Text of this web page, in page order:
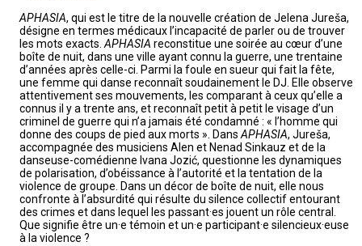
APHASIA, qui est le titre de la nouvelle création de Jelena Jureša,
désigne en termes médicaux l’incapacité de parler ou de trouver
les mots exacts. APHASIA reconstitue une soirée au cœur d’une
boîte de nuit, dans une ville ayant connu la guerre, une trentaine
d’années après celle-ci. Parmi la foule en sueur qui fait la fête,
une femme qui danse reconnaît soudainement le DJ. Elle observe
attentivement ses mouvements, les comparant à ceux qu’elle a
connus il y a trente ans, et reconnaît petit à petit le visage d’un
criminel de guerre qui n’a jamais été condamné : « l’homme qui
donne des coups de pied aux morts ». Dans APHASIA, Jureša,
accompagnée des musiciens Alen et Nenad Sinkauz et de la
danseuse-comédienne Ivana Jozić, questionne les dynamiques
de polarisation, d’obéissance à l’autorité et la tentation de la
violence de groupe. Dans un décor de boîte de nuit, elle nous
confronte à l’absurdité qui résulte du silence collectif entourant
des crimes et dans lequel les passant·es jouent un rôle central.
Que signifie être un·e témoin et un·e participant·e silencieux·euse
à la violence ?